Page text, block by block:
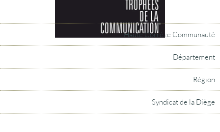
Haute Corrèze Communauté
Département
Région
Syndicat de la Diège